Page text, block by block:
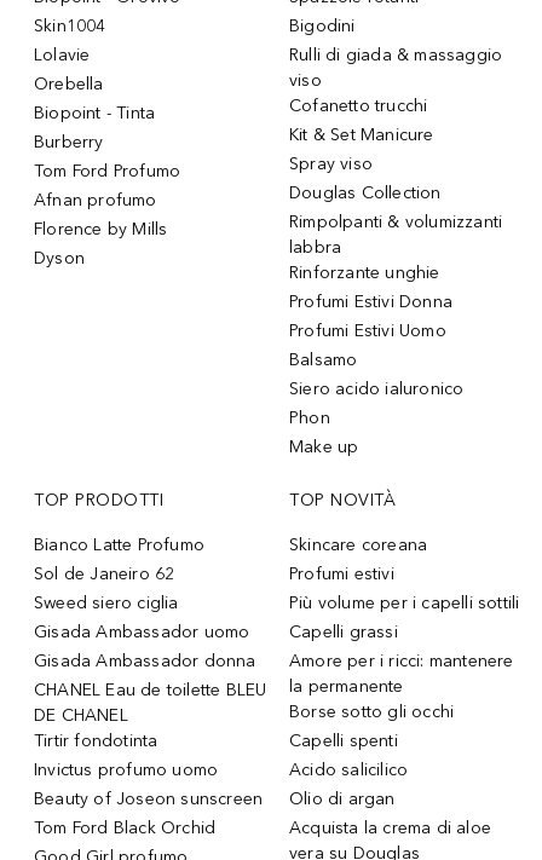
Skin1004
Lolavie
Orebella
Biopoint - Tinta
Burberry
Tom Ford Profumo
Afnan profumo
Florence by Mills
Dyson
Bigodini
Rulli di giada & massaggio
viso
Cofanetto trucchi
Kit & Set Manicure
Spray viso
Douglas Collection
Rimpolpanti & volumizzanti
labbra
Rinforzante unghie
Profumi Estivi Donna
Profumi Estivi Uomo
Balsamo
Siero acido ialuronico
Phon
Make up
TOP PRODOTTI
Bianco Latte Profumo
Sol de Janeiro 62
Sweed siero ciglia
Gisada Ambassador uomo
Gisada Ambassador donna
CHANEL Eau de toilette BLEU
DE CHANEL
Tirtir fondotinta
Invictus profumo uomo
Beauty of Joseon sunscreen
Tom Ford Black Orchid
TOP NOVITÀ
Skincare coreana
Profumi estivi
Più volume per i capelli sottili
Capelli grassi
Amore per i ricci: mantenere
la permanente
Borse sotto gli occhi
Capelli spenti
Acido salicilico
Olio di argan
Acquista la crema di aloe
vera su Douglas